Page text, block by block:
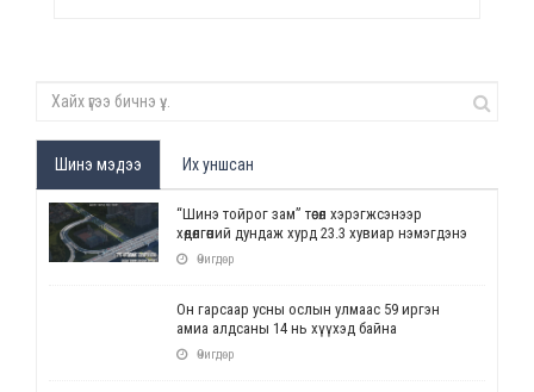
Шинэ мэдээ Их уншсан
“Шинэ тойрог зам” төсөл хэрэгжсэнээр
хөдөлгөөний дундаж хурд 23.3 хувиар нэмэгдэнэ
Өчигдөр
Он гарсаар усны ослын улмаас 59 иргэн
амиа алдсаны 14 нь хүүхэд байна
Өчигдөр